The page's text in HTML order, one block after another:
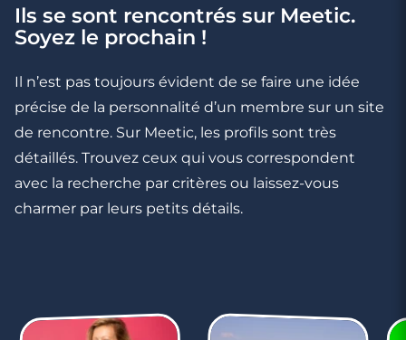
Ils se sont rencontrés sur Meetic.
Soyez le prochain !
Il n’est pas toujours évident de se faire une idée
précise de la personnalité d’un membre sur un site
de rencontre. Sur Meetic, les profils sont très
détaillés. Trouvez ceux qui vous correspondent
avec la recherche par critères ou laissez-vous
charmer par leurs petits détails.